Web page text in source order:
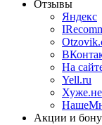
Отзывы
Яндекс
На
Yell.ru
Акции и